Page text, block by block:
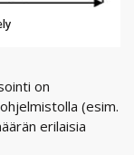
on
(esim.
erilaisia